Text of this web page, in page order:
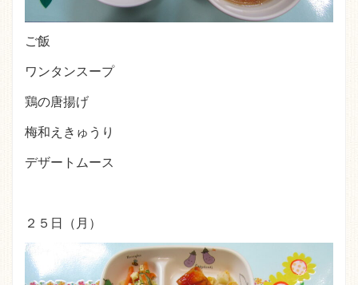
ご飯
ワンタンスープ
鶏の唐揚げ
梅和えきゅうり
デザートムース
２５日（月）